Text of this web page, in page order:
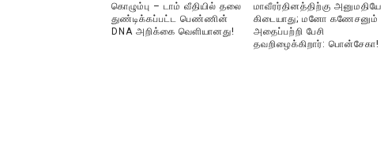
கொழும்பு – டாம் வீதியில் தலை
துண்டிக்கப்பட்ட பெண்ணின்
DNA அறிக்கை வௌியானது!
மாவீரர்தினத்திற்கு அனுமதியே
கிடையாது; மனோ கணேசனும்
அதைப்பற்றி பேசி
தவறிழைக்கிறார்: பொன்சேகா!